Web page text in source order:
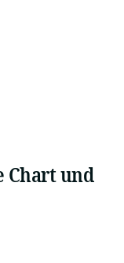
Chart und